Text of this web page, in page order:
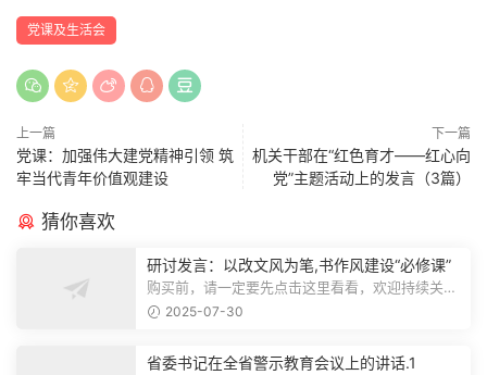
党课及生活会
上一篇
党课：加强伟大建党精神引领 筑
牢当代青年价值观建设
下一篇
机关干部在“红色育才——红心向
党”主题活动上的发言（3篇）
猜你喜欢
研讨发言：以改文风为笔,书作风建设“必修课”
购买前，请一定要先点击这里看看，欢迎持续关
注，精彩模板每天推送预览结束，本文...
2025-07-30
省委书记在全省警示教育会议上的讲话.1